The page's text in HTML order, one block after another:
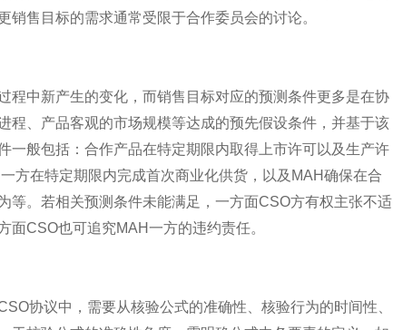
售目标的需求通常受限于合作委员会的讨论。
程中新产生的变化，而销售目标对应的预测条件更多是在协
程、产品客观的市场规模等达成的预先假设条件，并基于该
一般包括：合作产品在特定期限内取得上市许可以及生产许
方在特定期限内完成首次商业化供货，以及MAH确保在合
等。若相关预测条件未能满足，一方面CSO方有权主张不适
面CSO也可追究MAH一方的违约责任。
协议中，需要从核验公式的准确性、核验行为的时间性、